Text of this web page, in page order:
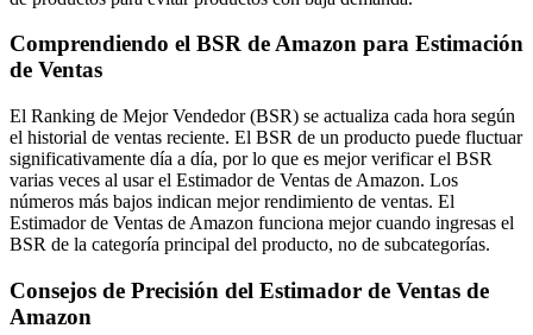
Comprendiendo el BSR de Amazon para Estimación
de Ventas
El Ranking de Mejor Vendedor (BSR) se actualiza cada hora según
el historial de ventas reciente. El BSR de un producto puede fluctuar
significativamente día a día, por lo que es mejor verificar el BSR
varias veces al usar el Estimador de Ventas de Amazon. Los
números más bajos indican mejor rendimiento de ventas. El
Estimador de Ventas de Amazon funciona mejor cuando ingresas el
BSR de la categoría principal del producto, no de subcategorías.
Consejos de Precisión del Estimador de Ventas de
Amazon